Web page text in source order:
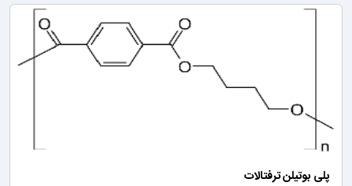
پلی بوتیلن ترفتالات